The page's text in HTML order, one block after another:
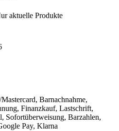
aktuelle Produkte
Barnachnahme,
Finanzkauf, Lastschrift,
Sofortüberweisung, Barzahlen,
Pay, Klarna